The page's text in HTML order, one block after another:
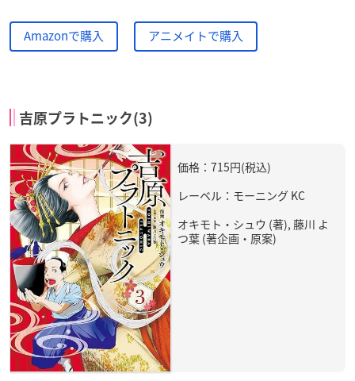
Amazonで購入 アニメイトで購入
吉原プラトニック(3)
価格：715円(税込)
レーベル：モーニング KC
オキモト・シュウ (著), 藤川 よ
つ葉 (著企画・原案)